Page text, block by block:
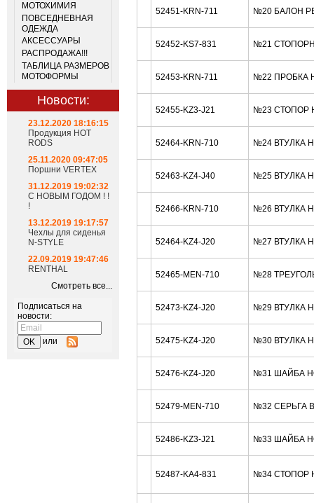
МОТОХИМИЯ
ПОВСЕДНЕВНАЯ
ОДЕЖДА
АКСЕССУАРЫ
РАСПРОДАЖА!!!
ТАБЛИЦА РАЗМЕРОВ
МОТОФОРМЫ
Новости:
23.12.2020 18:16:15
Продукция HOT
RODS
25.11.2020 09:47:05
Поршни VERTEX
31.12.2019 19:02:32
С НОВЫМ ГОДОМ ! !
!
13.12.2019 19:17:57
Чехлы для сиденья
N-STYLE
22.09.2019 19:47:46
RENTHAL
Смотреть все...
Подписаться на
новости:
или
52451-KRN-711 №20 БАЛОН
52452-KS7-831 №21
52453-KRN-711 №22 ПРОБКА
52455-KZ3-J21 №23 СТОПОР
52464-KRN-710 №24 ВТУЛКА
52463-KZ4-J40 №25 ВТУЛКА
52466-KRN-710 №26 ВТУЛКА
52464-KZ4-J20 №27 ВТУЛКА
52465-MEN-710 №28
52473-KZ4-J20 №29 ВТУЛКА
52475-KZ4-J20 №30 ВТУЛКА
52476-KZ4-J20 №31 ШАЙБА
52479-MEN-710 №32 СЕРЬГА В
52486-KZ3-J21 №33 ШАЙБА
52487-KA4-831 №34 СТОПОР